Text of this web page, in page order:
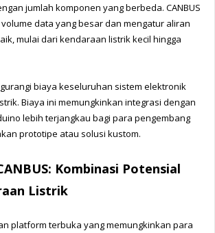
jumlah komponen yang berbeda. CANBUS
data yang besar dan mengatur aliran
mulai dari kendaraan listrik kecil hingga
biaya keseluruhan sistem elektronik
Biaya ini memungkinkan integrasi dengan
lebih terjangkau bagi para pengembang
prototipe atau solusi kustom.
Kombinasi Potensial
Listrik
platform terbuka yang memungkinkan para